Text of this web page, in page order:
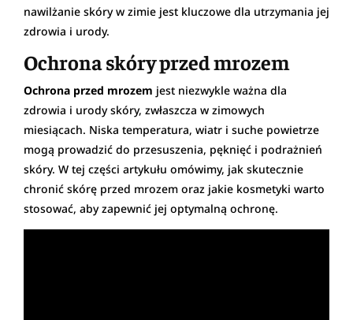
nawilżanie skóry w zimie jest kluczowe dla utrzymania jej
zdrowia i urody.
Ochrona skóry przed mrozem
Ochrona przed mrozem jest niezwykle ważna dla
zdrowia i urody skóry, zwłaszcza w zimowych
miesiącach. Niska temperatura, wiatr i suche powietrze
mogą prowadzić do przesuszenia, pęknięć i podrażnień
skóry. W tej części artykułu omówimy, jak skutecznie
chronić skórę przed mrozem oraz jakie kosmetyki warto
stosować, aby zapewnić jej optymalną ochronę.